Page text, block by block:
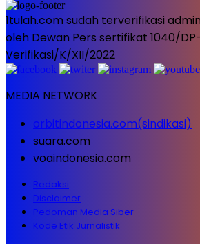
1tulah.com sudah terverifikasi
oleh Dewan Pers sertifikat 1040/DP-
Verifikasi/K/XII/2022
MEDIA NETWORK
orbitindonesia.com(sindikasi)
suara.com
voaindonesia.com
Redaksi
Disclaimer
Pedoman Media Siber
Kode Etik Jurnalistik